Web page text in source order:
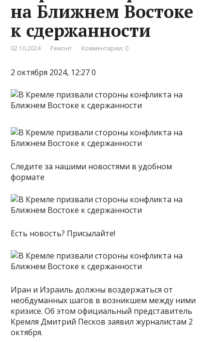
на Ближнем Востоке
к сдержанности
02.10.2024 Ремонт Комментарии: 0
2 октября 2024, 12:27 0
Следите за нашими новостями в удобном
формате
Есть новость? Присылайте!
Иран и Израиль должны воздержаться от
необдуманных шагов в возникшем между ними
кризисе. Об этом официальный представитель
Кремля Дмитрий Песков заявил журналистам 2
октября.